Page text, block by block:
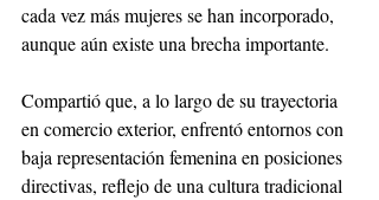
cada vez más mujeres se han incorporado,
aunque aún existe una brecha importante.
Compartió que, a lo largo de su trayectoria
en comercio exterior, enfrentó entornos con
baja representación femenina en posiciones
directivas, reflejo de una cultura tradicional